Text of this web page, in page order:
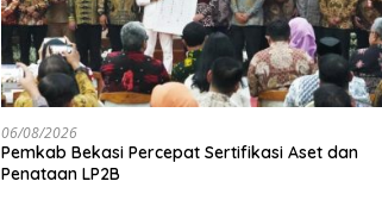
06/08/2026
Pemkab Bekasi Percepat Sertifikasi Aset dan
Penataan LP2B